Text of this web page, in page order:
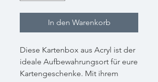
In den Warenkorb
Diese Kartenbox aus Acryl ist der
ideale Aufbewahrungsort für eure
Kartengeschenke. Mit ihrem